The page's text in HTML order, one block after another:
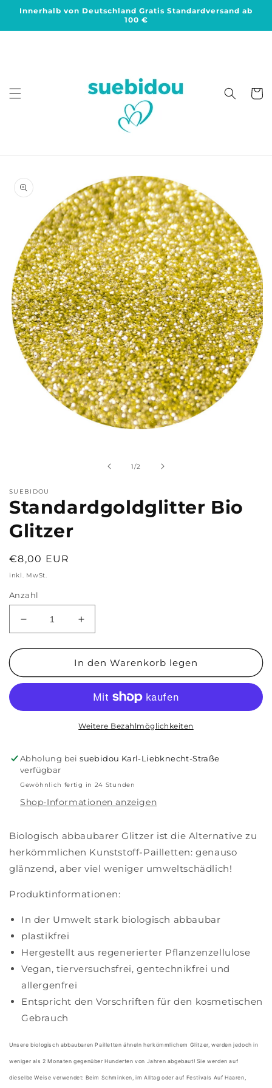
zum
Innerhalb von Deutschland Gratis Standardversand ab
100 €
1/von
2
SUEBIDOU
Standardgoldglitter Bio
Glitzer
Normaler
Preis
€8,00 EUR
inkl. MwSt.
Anzahl
Verringere
die
Menge
Standardgoldglitter
Erhöhe
die
Menge
für
Standardgoldglitter
Glitzer
In den Warenkorb legen
Weitere Bezahlmöglichkeiten
Abholung beisuebidou Karl-Liebknecht-Straße
verfügbar
Gewöhnlich fertig in 24 Stunden
Shop-Informationen anzeigen
Biologisch abbaubarer Glitzer ist die Alternative zu
herkömmlichen Kunststoff-Pailletten: genauso
glänzend, aber viel weniger umweltschädlich!
Produktinformationen:
In der Umwelt stark biologisch abbaubar
plastikfrei
Hergestellt aus regenerierter Pflanzenzellulose
Vegan, tierversuchsfrei, gentechnikfrei und
allergenfrei
Entspricht den Vorschriften für den kosmetischen
Gebrauch
Unsere biologisch abbaubaren Pailletten ähneln herkömmlichem Glitzer, werden jedoch in
weniger als 2 Monaten gegenüber Hunderten von Jahren abgebaut! Sie werden auf
dieselbe Weise verwendet: Beim Schminken, im Alltag oder auf Festivals Auf Haaren,